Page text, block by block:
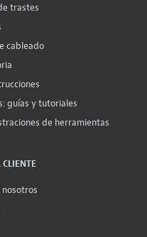
trastes
cableado
guías y tutoriales
de herramientas